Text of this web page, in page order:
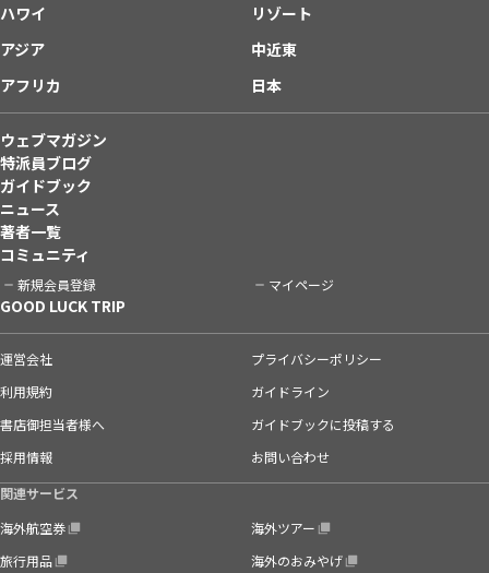
ハワイ
リゾート
アジア
中近東
アフリカ
日本
ウェブマガジン
特派員ブログ
ガイドブック
ニュース
著者一覧
コミュニティ
新規会員登録 マイページ
GOOD LUCK TRIP
運営会社
プライバシーポリシー
利用規約
ガイドライン
書店御担当者様へ
ガイドブックに投稿する
採用情報
お問い合わせ
関連サービス
海外航空券
海外ツアー
旅行用品
海外のおみやげ